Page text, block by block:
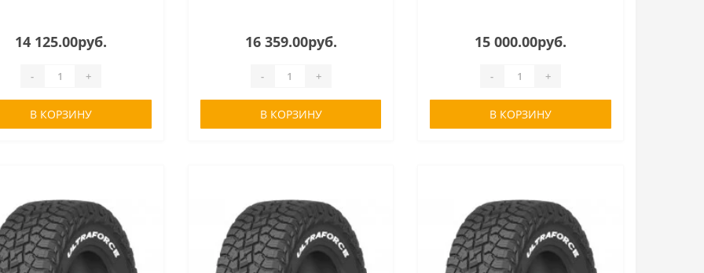
14 125.00руб.
- +
В КОРЗИНУ
16 359.00руб.
- +
В КОРЗИНУ
15 000.00руб.
- +
В КОРЗИНУ